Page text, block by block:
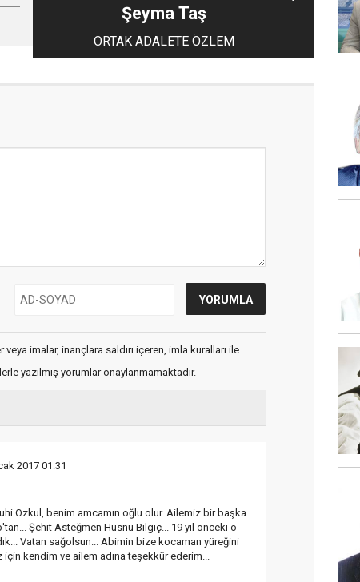
Şeyma Taş
ORTAK ADALETE ÖZLEM
imalar, inançlara saldırı içeren, imla kuralları ile
yazılmış yorumlar onaylanmamaktadır.
2017 01:31
Özkul, benim amcamın oğlu olur. Ailemiz bir başka
Şehit Asteğmen Hüsnü Bilgiç... 19 yıl önceki o
Vatan sağolsun... Abimin bize kocaman yüreğini
için kendim ve ailem adına teşekkür ederim...